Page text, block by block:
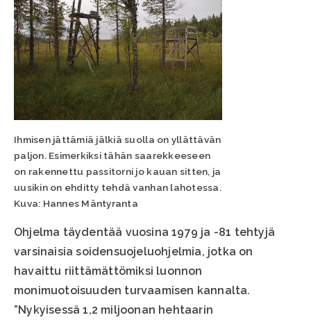
Ihmisen jättämiä jälkiä suolla on yllättävän
paljon. Esimerkiksi tähän saarekkeeseen
on rakennettu passitorni jo kauan sitten, ja
uusikin on ehditty tehdä vanhan lahotessa.
Kuva: Hannes Mäntyranta
Ohjelma täydentää vuosina 1979 ja -81 tehtyjä
varsinaisia soidensuojeluohjelmia, jotka on
havaittu riittämättömiksi luonnon
monimuotoisuuden turvaamisen kannalta.
”Nykyisessä 1,2 miljoonan hehtaarin